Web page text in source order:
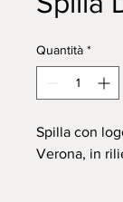
Quantità *
Spilla con
Verona, in